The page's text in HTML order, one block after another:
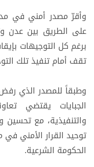
وأقرّ مصدر أمني في
على الطريق بين عدن
برغم كل التوجيهات
تقف أمام تنفيذ تلك
وطبقاً للمصدر الذي
الجبايات يقتضي
والتنفيذية، مع تحسين
توحيد القرار الأمني
الحكومة الشرعية.